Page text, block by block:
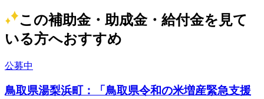
この補助金・助成金・給付金を見て
いる方へおすすめ
公募中
鳥取県湯梨浜町：「鳥取県令和の米増産緊急支援